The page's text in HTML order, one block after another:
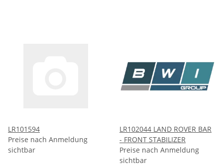
LR101594
Preise nach Anmeldung
sichtbar
LR102044 LAND ROVER BAR
- FRONT STABILIZER
Preise nach Anmeldung
sichtbar